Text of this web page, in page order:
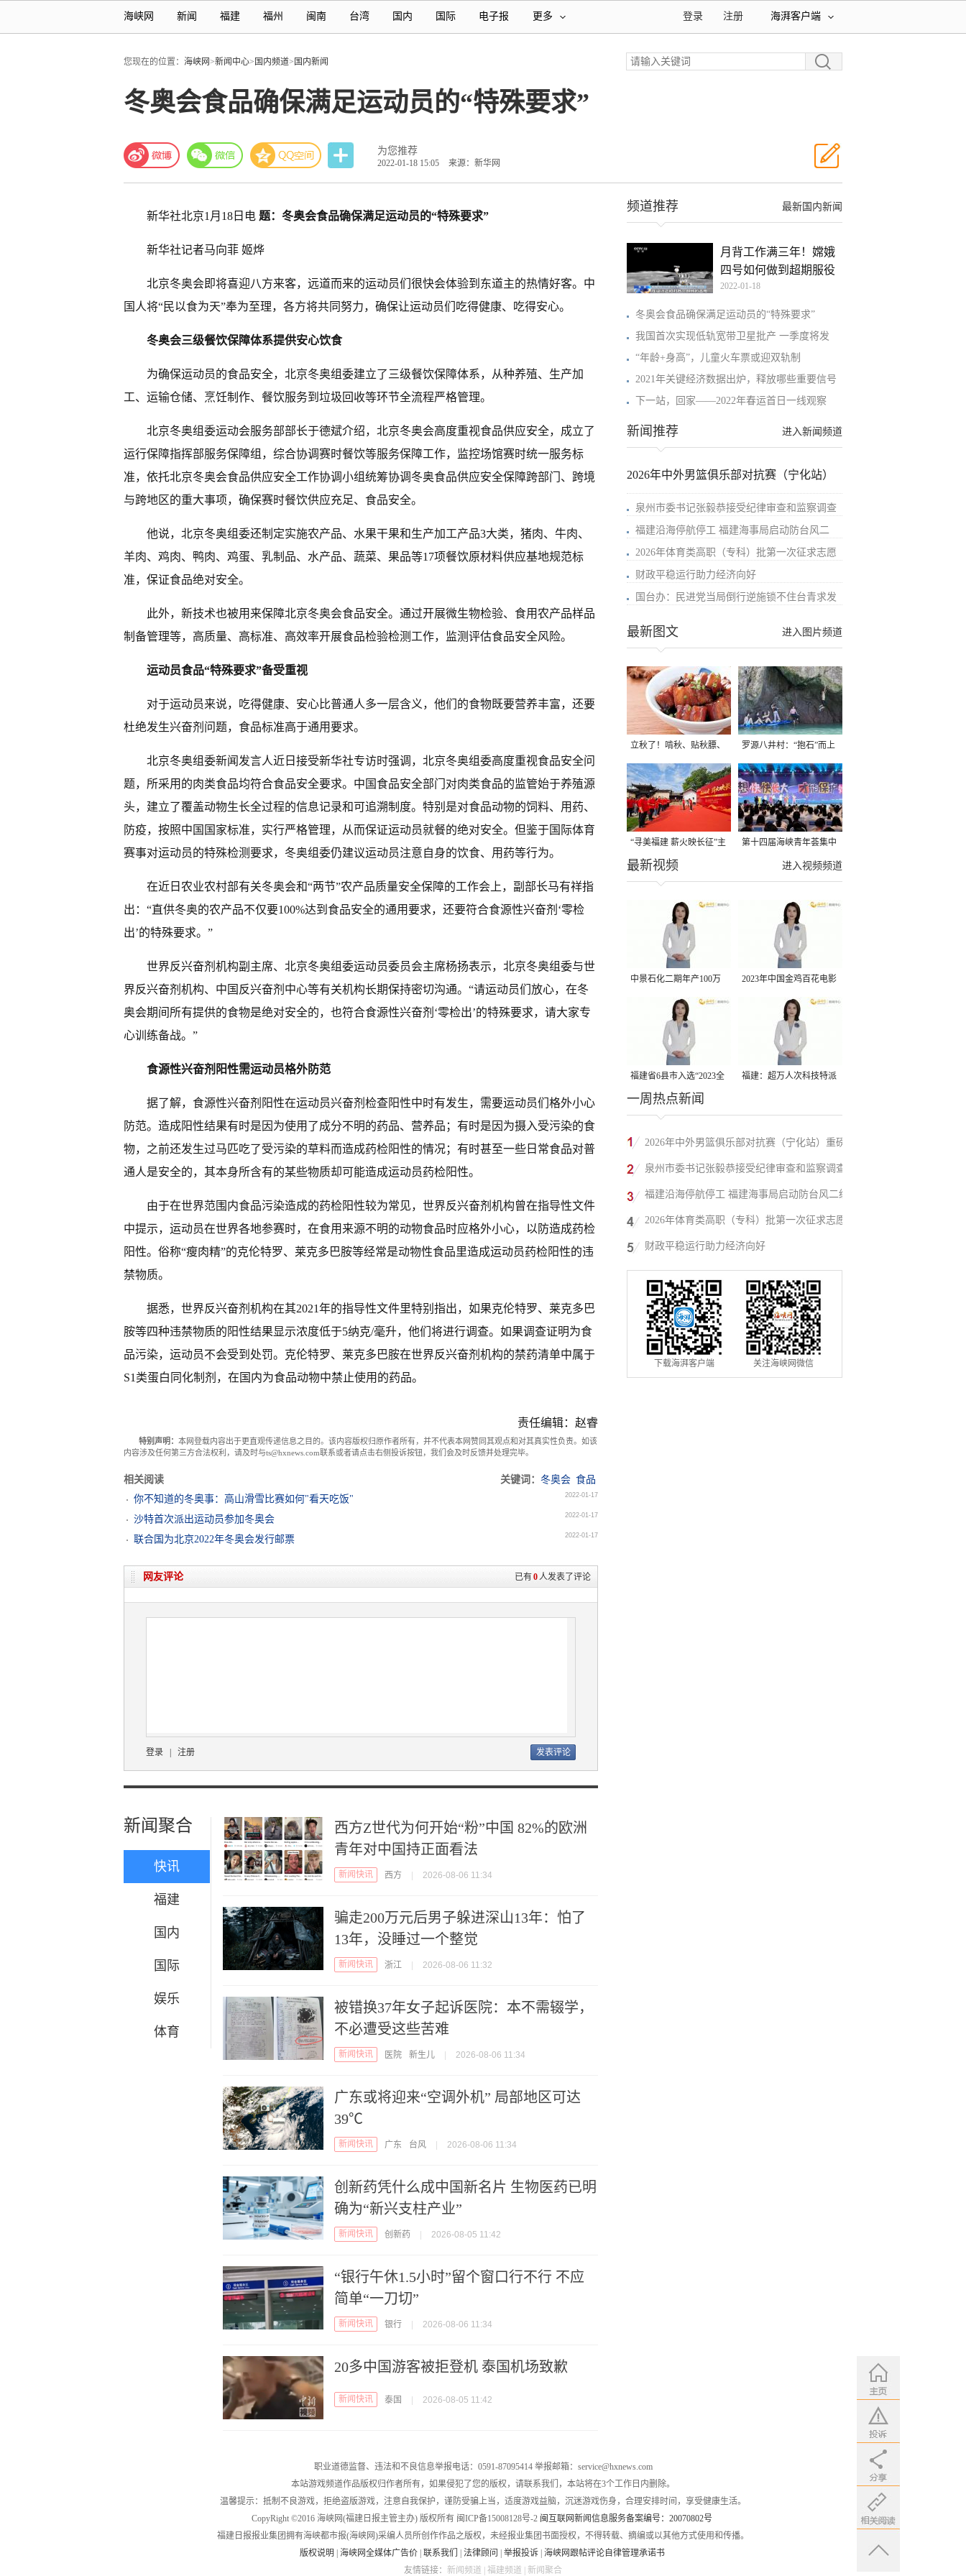
海峡网 新闻 福建 福州 闽南 台湾 国内 国际 电子报 更多 海湃客户端
注册
登录
您现在的位置： 海峡网>新闻中心> 国内频道> 国内新闻
冬奥会食品确保满足运动员的“特殊要求”
为您推荐
2022-01-18 15:05 来源：新华网
新华社北京1月18日电 题：冬奥会食品确保满足运动员的“特殊要求”
新华社记者马向菲 姬烨
北京冬奥会即将喜迎八方来客，远道而来的运动员们很快会体验到东道主的热情好客。中
国人将“民以食为天”奉为至理，各方将共同努力，确保让运动员们吃得健康、吃得安心。
冬奥会三级餐饮保障体系提供安心饮食
为确保运动员的食品安全，北京冬奥组委建立了三级餐饮保障体系，从种养殖、生产加
工、运输仓储、烹饪制作、餐饮服务到垃圾回收等环节全流程严格管理。
北京冬奥组委运动会服务部部长于德斌介绍，北京冬奥会高度重视食品供应安全，成立了
运行保障指挥部服务保障组，综合协调赛时餐饮等服务保障工作，监控场馆赛时统一服务标
准，依托北京冬奥会食品供应安全工作协调小组统筹协调冬奥食品供应安全保障跨部门、跨境
与跨地区的重大事项，确保赛时餐饮供应充足、食品安全。
他说，北京冬奥组委还制定实施农产品、水果干果和生产加工产品3大类，猪肉、牛肉、
羊肉、鸡肉、鸭肉、鸡蛋、乳制品、水产品、蔬菜、果品等17项餐饮原材料供应基地规范标
准，保证食品绝对安全。
此外，新技术也被用来保障北京冬奥会食品安全。通过开展微生物检验、食用农产品样品
制备管理等，高质量、高标准、高效率开展食品检验检测工作，监测评估食品安全风险。
运动员食品“特殊要求”备受重视
对于运动员来说，吃得健康、安心比普通人多一层含义，他们的食物既要营养丰富，还要
杜绝发生兴奋剂问题，食品标准高于通用要求。
北京冬奥组委新闻发言人近日接受新华社专访时强调，北京冬奥组委高度重视食品安全问
题，所采用的肉类食品均符合食品安全要求。中国食品安全部门对肉类食品的监管始于养殖源
头，建立了覆盖动物生长全过程的信息记录和可追溯制度。特别是对食品动物的饲料、用药、
防疫，按照中国国家标准，实行严格管理，从而保证运动员就餐的绝对安全。但鉴于国际体育
赛事对运动员的特殊检测要求，冬奥组委仍建议运动员注意自身的饮食、用药等行为。
在近日农业农村部有关冬奥会和“两节”农产品质量安全保障的工作会上，副部长马有祥指
出：“直供冬奥的农产品不仅要100%达到食品安全的通用要求，还要符合食源性兴奋剂‘零检
出’的特殊要求。”
世界反兴奋剂机构副主席、北京冬奥组委运动员委员会主席杨扬表示，北京冬奥组委与世
界反兴奋剂机构、中国反兴奋剂中心等有关机构长期保持密切沟通。“请运动员们放心，在冬
奥会期间所有提供的食物是绝对安全的，也符合食源性兴奋剂‘零检出’的特殊要求，请大家专
心训练备战。”
食源性兴奋剂阳性需运动员格外防范
据了解，食源性兴奋剂阳性在运动员兴奋剂检查阳性中时有发生，需要运动员们格外小心
防范。造成阳性结果有时是因为使用了成分不明的药品、营养品；有时是因为摄入受污染的食
物，之前还发生过马匹吃了受污染的草料而造成药检阳性的情况；有时甚至一些日常食品对普
通人是安全的，其本身所含有的某些物质却可能造成运动员药检阳性。
由于在世界范围内食品污染造成的药检阳性较为常见，世界反兴奋剂机构曾在指导性文件
中提示，运动员在世界各地参赛时，在食用来源不明的动物食品时应格外小心，以防造成药检
阳性。俗称“瘦肉精”的克伦特罗、莱克多巴胺等经常是动物性食品里造成运动员药检阳性的违
禁物质。
据悉，世界反兴奋剂机构在其2021年的指导性文件里特别指出，如果克伦特罗、莱克多巴
胺等四种违禁物质的阳性结果显示浓度低于5纳克/毫升，他们将进行调查。如果调查证明为食
品污染，运动员不会受到处罚。克伦特罗、莱克多巴胺在世界反兴奋剂机构的禁药清单中属于
S1类蛋白同化制剂，在国内为食品动物中禁止使用的药品。
责任编辑：赵睿
特别声明： 本网登载内容出于更直观传递信息之目的。该内容版权归原作者所有，并不代表本网赞同其观点和对其真实性负责。如该
内容涉及任何第三方合法权利，请及时与ts@hxnews.com联系或者请点击右侧投诉按钮，我们会及时反馈并处理完毕。
相关阅读 关键词： 冬奥会 食品
你不知道的冬奥事：高山滑雪比赛如何"看天吃饭"
2022-01-17
沙特首次派出运动员参加冬奥会 2022-01-17
联合国为北京2022年冬奥会发行邮票 2022-01-17
已有0人发表了评论
网友评论
登录 注册
新闻聚合
快讯
福建
国内
国际
娱乐
体育
西方Z世代为何开始“粉”中国 82%的欧洲
青年对中国持正面看法
新闻快讯 西方 2026-08-06 11:34
骗走200万元后男子躲进深山13年：怕了
13年，没睡过一个整觉
新闻快讯 浙江 2026-08-06 11:32
被错换37年女子起诉医院：本不需辍学，
不必遭受这些苦难
新闻快讯 医院 新生儿 2026-08-06 11:34
广东或将迎来“空调外机” 局部地区可达
39℃
新闻快讯 广东 台风 2026-08-06 11:34
创新药凭什么成中国新名片 生物医药已明
确为“新兴支柱产业”
新闻快讯 创新药 2026-08-05 11:42
“银行午休1.5小时”留个窗口行不行 不应
简单“一刀切”
新闻快讯 银行 2026-08-06 11:34
20多中国游客被拒登机 泰国机场致歉
新闻快讯 泰国 2026-08-05 11:42
最新国内新闻
频道推荐
月背工作满三年！嫦娥
四号如何做到超期服役
2022-01-18
冬奥会食品确保满足运动员的“特殊要求”
我国首次实现低轨宽带卫星批产 一季度将发
“年龄+身高”，儿童火车票或迎双轨制
2021年关键经济数据出炉，释放哪些重要信号
下一站，回家——2022年春运首日一线观察
进入新闻频道
新闻推荐
2026年中外男篮俱乐部对抗赛（宁化站）
泉州市委书记张毅恭接受纪律审查和监察调查
福建沿海停航停工 福建海事局启动防台风二
2026年体育类高职（专科）批第一次征求志愿
财政平稳运行助力经济向好
国台办：民进党当局倒行逆施锁不住台青求发
进入图片频道
最新图文
立秋了！啃秋、贴秋膘、
晒秋，福建人这样过才够
味→
罗源八井村：“抱石”而上
“寻美福建 薪火映长征”主
题活动在龙岩长汀启动
第十四届海峡青年荟集中
阶段活动在福州举行
进入视频频道
最新视频
中景石化二期年产100万
吨丙烷脱氢项目建成中交
2023年中国金鸡百花电影
节有福电影巡展31日启动
福建省6县市入选“2023全
国县域发展潜力百强县”
福建：超万人次科技特派
一周热点新闻
2026年中外男篮俱乐部对抗赛（宁化站）重磅
来袭！抢票通道即将开启→
泉州市委书记张毅恭接受纪律审查和监察调查
福建沿海停航停工 福建海事局启动防台风二级
应急响应
2026年体育类高职（专科）批第一次征求志愿
填报
财政平稳运行助力经济向好
下载海湃客户端 关注海峡网微信
职业道德监督、违法和不良信息举报电话：0591-87095414 举报邮箱：service@hxnews.com
本站游戏频道作品版权归作者所有，如果侵犯了您的版权，请联系我们，本站将在3个工作日内删除。
温馨提示：抵制不良游戏，拒绝盗版游戏，注意自我保护，谨防受骗上当，适度游戏益脑，沉迷游戏伤身，合理安排时间，享受健康生活。
CopyRight ©2016 海峡网(福建日报主管主办) 版权所有 闽ICP备15008128号-2 闽互联网新闻信息服务备案编号：20070802号
福建日报报业集团拥有海峡都市报(海峡网)采编人员所创作作品之版权，未经报业集团书面授权，不得转载、摘编或以其他方式使用和传播。
版权说明
海峡网全媒体广告价 联系我们 法律顾问 举报投诉
海峡网跟帖评论自律管理承诺书
友情链接： 新闻频道 福建频道 新闻聚合